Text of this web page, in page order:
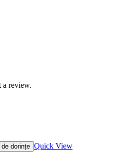
a review.
dorințe Quick View